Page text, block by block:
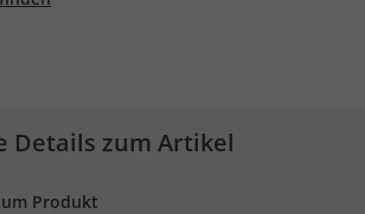
Details zum Artikel
Produkt